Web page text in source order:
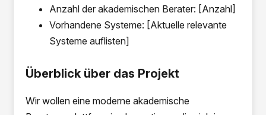
Anzahl der akademischen Berater: [Anzahl]
Vorhandene Systeme: [Aktuelle relevante
Systeme auflisten]
Überblick über das Projekt
Wir wollen eine moderne akademische